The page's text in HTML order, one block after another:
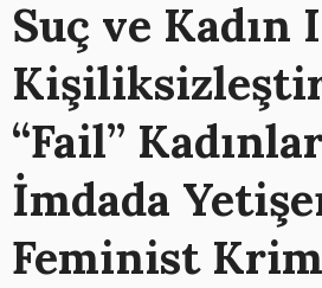
Suç ve Kadın
“Fail”
İmdada
Feminist